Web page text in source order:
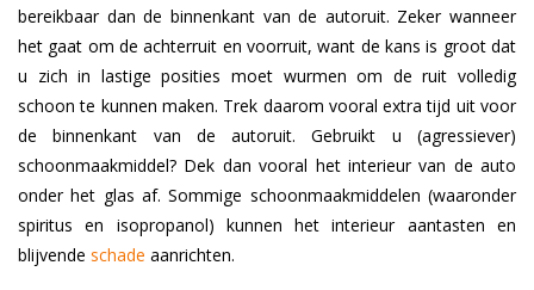
bereikbaar dan de binnenkant van de autoruit. Zeker wanneer
het gaat om de achterruit en voorruit, want de kans is groot dat
u zich in lastige posities moet wurmen om de ruit volledig
schoon te kunnen maken. Trek daarom vooral extra tijd uit voor
de binnenkant van de autoruit. Gebruikt u (agressiever)
schoonmaakmiddel? Dek dan vooral het interieur van de auto
onder het glas af. Sommige schoonmaakmiddelen (waaronder
spiritus en isopropanol) kunnen het interieur aantasten en
blijvende schade aanrichten.